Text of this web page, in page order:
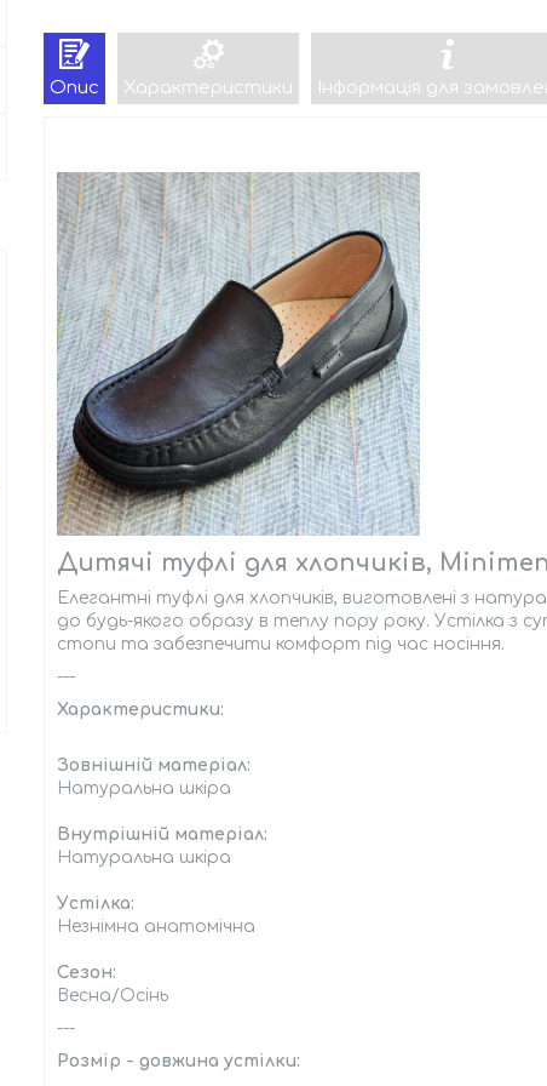
Опис Характеристики Інформація для
Дитячі туфлі для хлопчиків, Minimen
Елегантні туфлі для хлопчиків, виготовлені з
до будь-якого образу в теплу пору року. Устілка з
стопи та забезпечити комфорт під час носіння.
---
Характеристики:
Зовнішній матеріал:
Натуральна шкіра
Внутрішній матеріал:
Натуральна шкіра
Устілка:
Незнімна анатомічна
Сезон:
Весна/Осінь
---
Розмір - довжина устілки: